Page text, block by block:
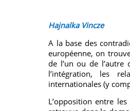
Hajnalka Vincze
A la base des
européenne, on
de l’un ou de
l’intégration, les
internationales (y
L’opposition entre les